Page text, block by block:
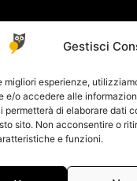
Gestisci
migliori esperienze,
e/o accedere alle
permetterà di elaborare dati
sito. Non acconsentire o
e funzioni.